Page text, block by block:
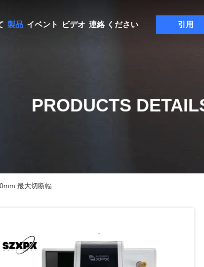
製品 イベント ビデオ 連絡 ください 引用
PRODUCTS
最大切断幅